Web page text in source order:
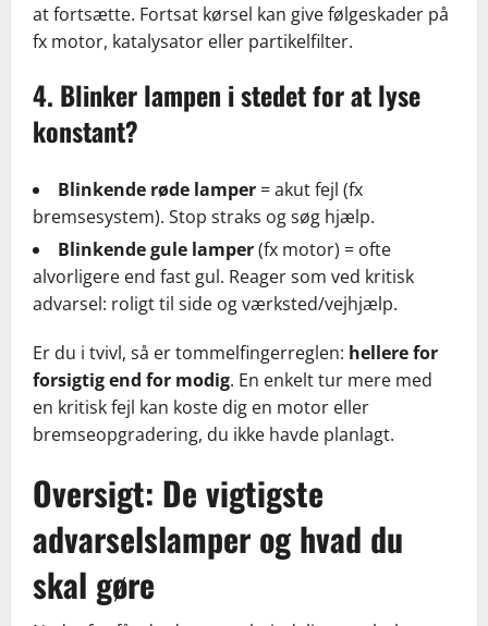
at fortsætte. Fortsat kørsel kan give følgeskader på
fx motor, katalysator eller partikelfilter.
4. Blinker lampen i stedet for at lyse
konstant?
Blinkende røde lamper = akut fejl (fx
bremsesystem). Stop straks og søg hjælp.
Blinkende gule lamper(fx motor) = ofte
alvorligere end fast gul. Reager som ved kritisk
advarsel: roligt til side og værksted/vejhjælp.
Er du i tvivl, så er tommelfingerreglen: hellere for
forsigtig end for modig. En enkelt tur mere med
en kritisk fejl kan koste dig en motor eller
bremseopgradering, du ikke havde planlagt.
Oversigt: De vigtigste
advarselslamper og hvad du
skal gøre